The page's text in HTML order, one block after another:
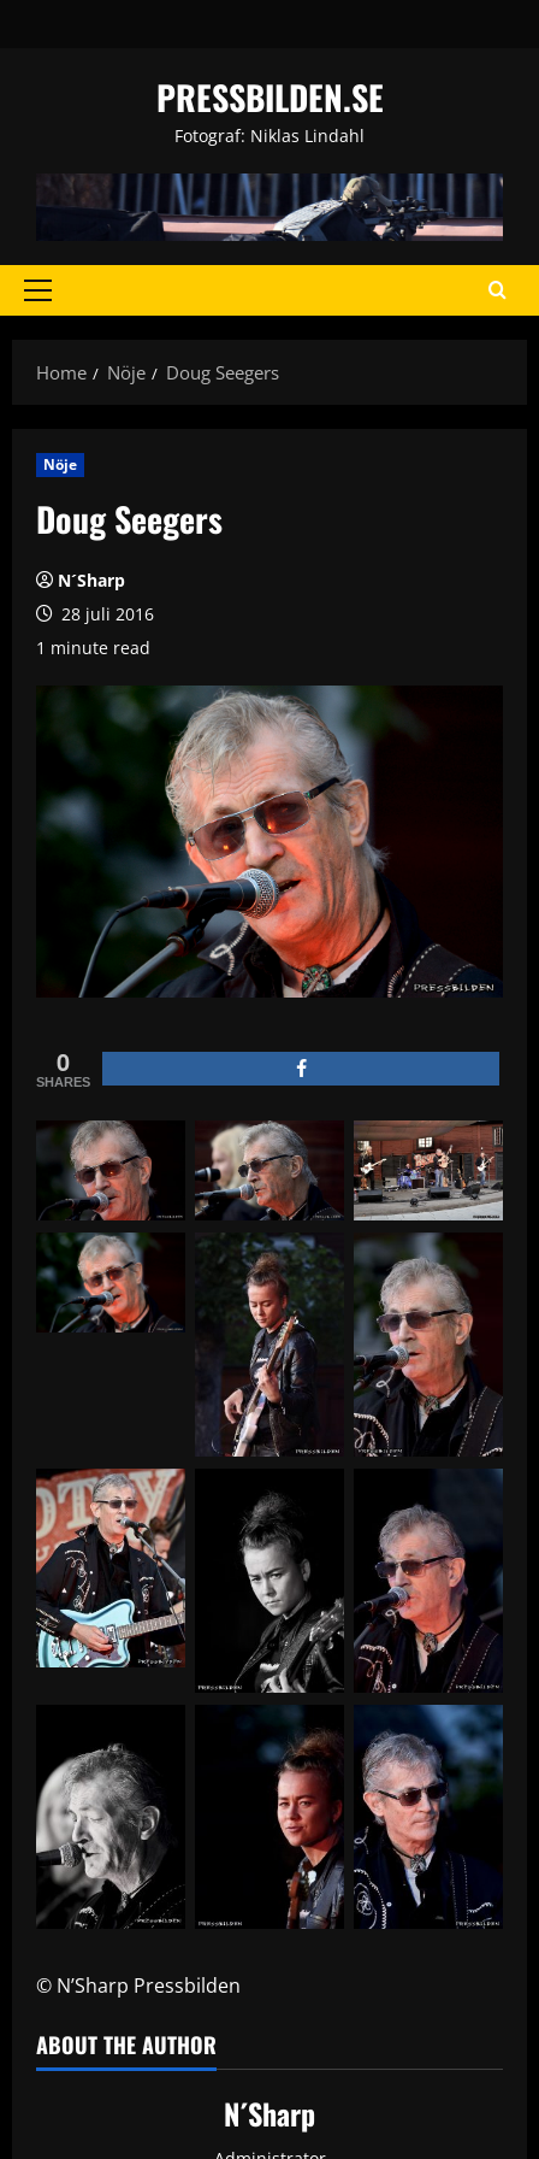
PRESSBILDEN.SE
Fotograf: Niklas Lindahl
Primary
Home
Nöje Doug Seegers
Nöje
Doug Seegers
N´Sharp
28 juli 2016
1 minute read
0
SHARES
© N’Sharp Pressbilden
ABOUT THE AUTHOR
N´Sharp